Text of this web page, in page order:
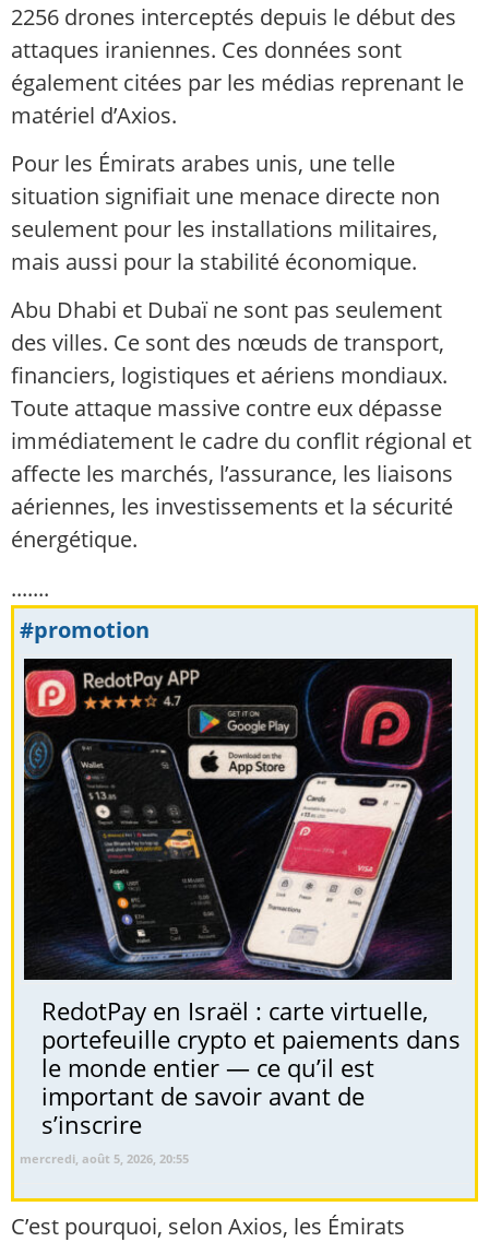
2256 drones interceptés depuis le début des
attaques iraniennes. Ces données sont
également citées par les médias reprenant le
matériel d’Axios.
Pour les Émirats arabes unis, une telle
situation signifiait une menace directe non
seulement pour les installations militaires,
mais aussi pour la stabilité économique.
Abu Dhabi et Dubaï ne sont pas seulement
des villes. Ce sont des nœuds de transport,
financiers, logistiques et aériens mondiaux.
Toute attaque massive contre eux dépasse
immédiatement le cadre du conflit régional et
affecte les marchés, l’assurance, les liaisons
aériennes, les investissements et la sécurité
énergétique.
.......
#promotion
RedotPay en Israël : carte virtuelle,
portefeuille crypto et paiements dans
le monde entier — ce qu’il est
important de savoir avant de
s’inscrire
mercredi, août 5, 2026, 20:55
C’est pourquoi, selon Axios, les Émirats